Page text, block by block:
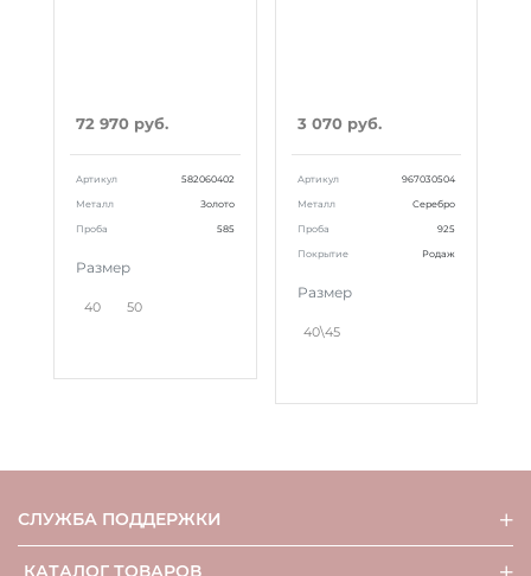
72 970 руб.
Артикул 582060402
Металл Золото
Проба 585
Размер
40 50
3 070 руб.
Артикул 967030504
Металл Серебро
Проба 925
Покрытие Родаж
Размер
40\45
СЛУЖБА ПОДДЕРЖКИ
КАТАЛОГ ТОВАРОВ